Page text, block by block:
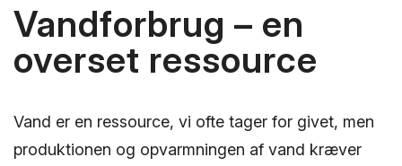
Vandforbrug – en
overset ressource
Vand er en ressource, vi ofte tager for givet, men
produktionen og opvarmningen af vand kræver